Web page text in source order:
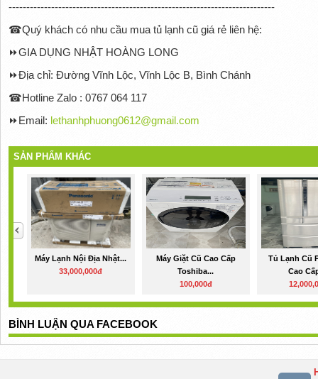
---------------------------------------------------------------------------
☎Quý khách có nhu cầu mua tủ lạnh cũ giá rẻ liên hệ:
⏩GIA DỤNG NHẬT HOÀNG LONG
⏩Địa chỉ: Đường Vĩnh Lộc, Vĩnh Lộc B, Bình Chánh
☎Hotline Zalo : 0767 064 117
⏩Email: lethanhphuong0612@gmail.com
SẢN PHẨM KHÁC
Máy Lạnh Nội Địa Nhật...
33,000,000đ
Máy Giặt Cũ Cao Cấp
Toshiba...
100,000đ
Tủ Lạnh Cũ
Cao
BÌNH LUẬN QUA FACEBOOK